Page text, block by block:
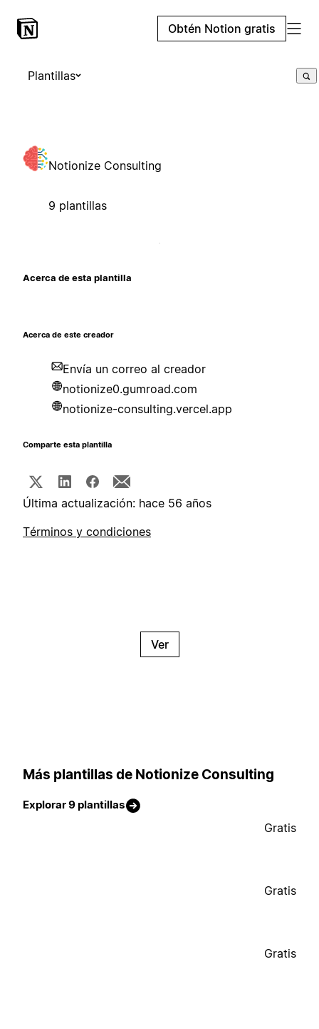
Obtén Notion gratis
Plantillas
Notionize Consulting
9 plantillas
Acerca de esta plantilla
Acerca de este creador
Envía un correo al creador
notionize0.gumroad.com
notionize-consulting.vercel.app
Comparte esta plantilla
Última actualización: hace 56 años
Términos y condiciones
Ver
Más plantillas de Notionize Consulting
Explorar 9 plantillas
Gratis
Gratis
Gratis